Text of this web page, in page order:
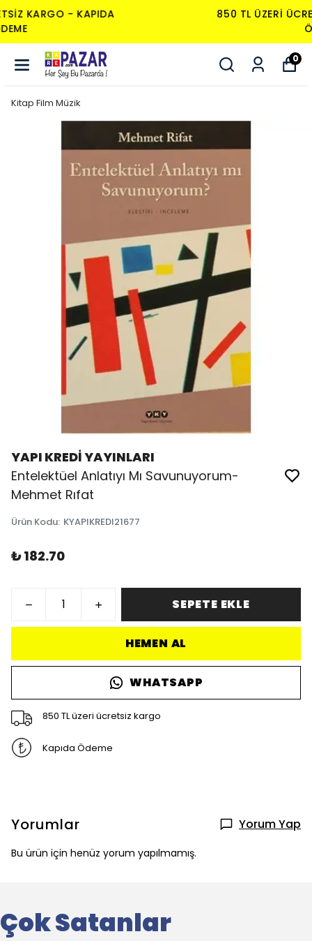
850 TL ÜZERI ÜCRETSIZ KARGO - KAPIDA
0
Kitap Film Müzik
YAPI KREDİ YAYINLARI
Entelektüel Anlatıyı Mı Savunuyorum-
Mehmet Rıfat
Ürün Kodu: KYAPIKREDI21677
₺ 182.70
SEPETE EKLE
HEMEN AL
WHATSAPP
850 TL üzeri ücretsiz kargo
Kapıda Ödeme
Yorumlar Yorum Yap
Bu ürün için henüz yorum yapılmamış.
Çok Satanlar